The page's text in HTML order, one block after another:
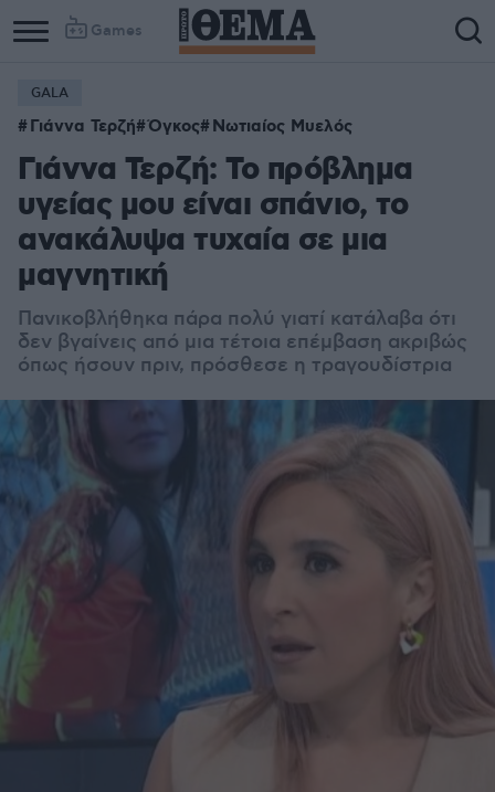
Games
GALA
Γιάννα Τερζή Όγκος Νωτιαίος Μυελός
Γιάννα Τερζή: Το πρόβλημα
υγείας μου είναι σπάνιο, το
ανακάλυψα τυχαία σε μια
μαγνητική
Πανικοβλήθηκα πάρα πολύ γιατί κατάλαβα ότι
δεν βγαίνεις από μια τέτοια επέμβαση ακριβώς
όπως ήσουν πριν, πρόσθεσε η τραγουδίστρια